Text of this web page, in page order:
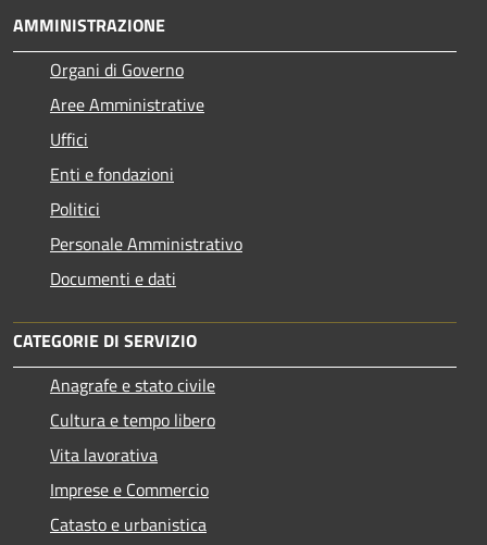
AMMINISTRAZIONE
Organi di Governo
Aree Amministrative
Uffici
Enti e fondazioni
Politici
Personale Amministrativo
Documenti e dati
CATEGORIE DI SERVIZIO
Anagrafe e stato civile
Cultura e tempo libero
Vita lavorativa
Imprese e Commercio
Catasto e urbanistica